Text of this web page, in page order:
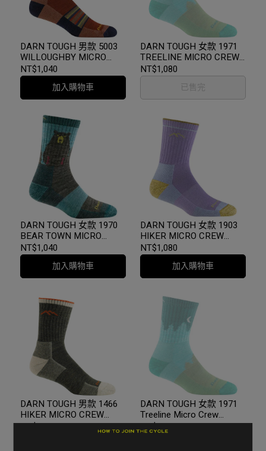
DARN TOUGH 男款 5003
WILLOUGHBY MICRO
CREW LIGHTWEIGHT
WITH CUSHION 登山健行
羊毛襪 4色 終身保固
NT$1,040
加入購物車
DARN TOUGH 女款 1971
TREELINE MICRO CREW
MIDWEIGHT WITH
CUSHION 登山健行羊毛襪
3色 終身保固
NT$1,080
已售完
DARN TOUGH 女款 1970
BEAR TOWN MICRO
CREW LIGHTWEIGHT
WITH CUSHION 登山健行
羊毛襪 3色 終身保固
NT$1,040
加入購物車
DARN TOUGH 女款 1903
HIKER MICRO CREW
MIDWEIGHT WITH
CUSHION 登山健行羊毛襪
10色 終身保固
NT$1,080
加入購物車
DARN TOUGH 男款 1466
HIKER MICRO CREW
MIDWEIGHT WITH
CUSHION 登山健行羊毛襪
NT$1,080
DARN TOUGH 女款 1971
Treeline Micro Crew
Cushion 登山健行羊毛襪
NT$1,080